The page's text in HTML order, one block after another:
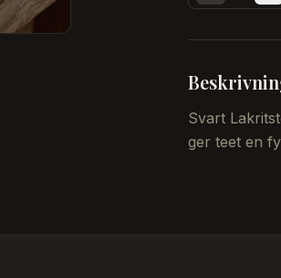
Svart
ger teet en